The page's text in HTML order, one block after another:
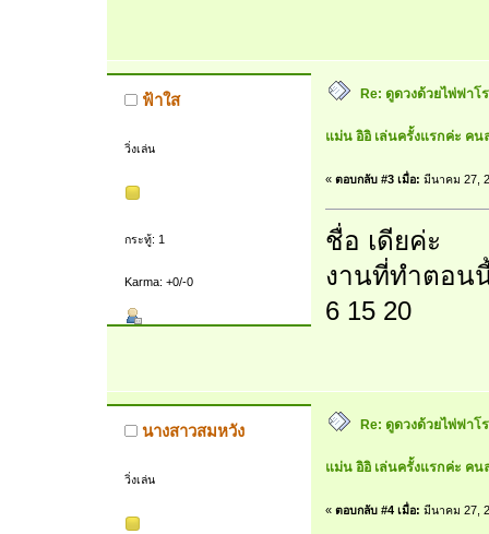
ฟ้าใส
วิ่งเล่น
กระทู้: 1
Karma: +0/-0
Re: ดูดวงด้วยไพ่ฟาโ
แม่น อิอิ เล่นครั้งแรกค่ะ คน
« ตอบกลับ #3 เมื่อ: มีนาคม 27,
ชื่อ เดียค่ะ
งานที่ทำตอน
6 15 20
นางสาวสมหวัง
วิ่งเล่น
Re: ดูดวงด้วยไพ่ฟาโ
แม่น อิอิ เล่นครั้งแรกค่ะ คน
« ตอบกลับ #4 เมื่อ: มีนาคม 27,